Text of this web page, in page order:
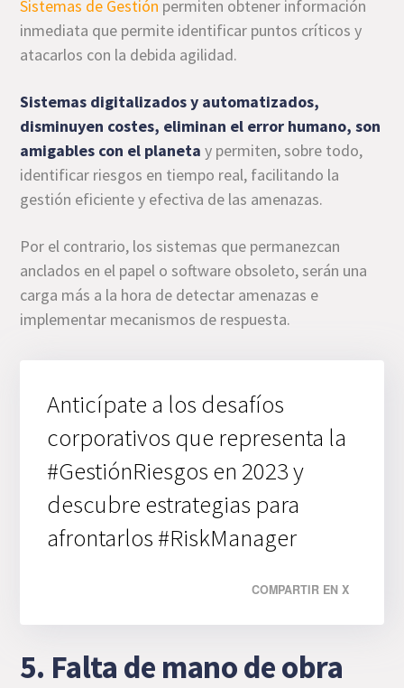
Sistemas de Gestión permiten obtener información
inmediata que permite identificar puntos críticos y
atacarlos con la debida agilidad.
Sistemas digitalizados y automatizados,
disminuyen costes, eliminan el error humano, son
amigables con el planeta y permiten, sobre todo,
identificar riesgos en tiempo real, facilitando la
gestión eficiente y efectiva de las amenazas.
Por el contrario, los sistemas que permanezcan
anclados en el papel o software obsoleto, serán una
carga más a la hora de detectar amenazas e
implementar mecanismos de respuesta.
Anticípate a los desafíos
corporativos que representa la
#GestiónRiesgos en 2023 y
descubre estrategias para
afrontarlos #RiskManager
COMPARTIR EN X
5. Falta de mano de obra